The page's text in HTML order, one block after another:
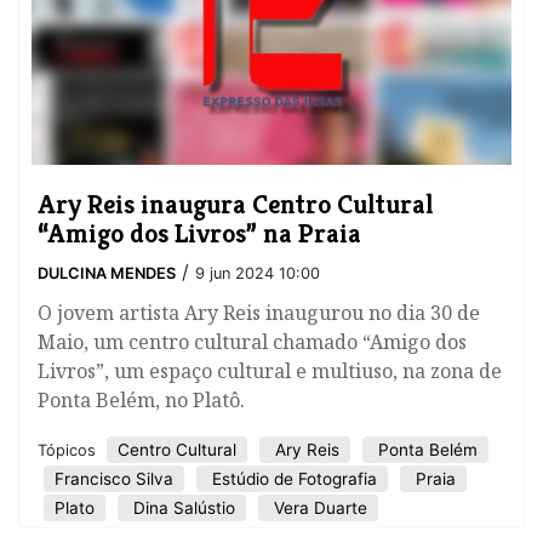
Ary Reis inaugura Centro Cultural
“Amigo dos Livros” na Praia
DULCINA MENDES / 9 jun 2024 10:00
O jovem artista Ary Reis inaugurou no dia 30 de
Maio, um centro cultural chamado “Amigo dos
Livros”, um espaço cultural e multiuso, na zona de
Ponta Belém, no Platô.
Tópicos Centro Cultural Ary Reis
Ponta Belém
Francisco Silva
Estúdio de Fotografia
Praia
Plato
Dina Salústio Vera Duarte